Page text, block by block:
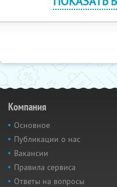
Компания
Основное
Публикации о нас
Вакансии
Правила сервиса
Ответы на вопросы